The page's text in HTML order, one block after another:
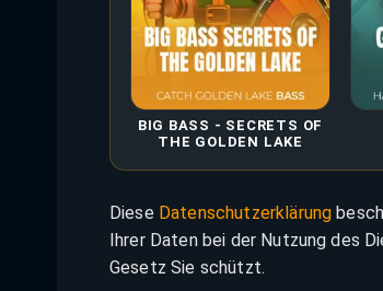
BIG BASS - SECRETS OF
THE GOLDEN LAKE
Diese Datenschutzerklärung
Ihrer Daten bei der Nutzung des
Gesetz Sie schützt.